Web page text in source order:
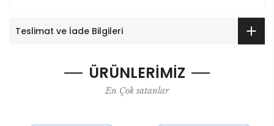
Teslimat ve İade Bilgileri
ÜRÜNLERİMİZ
En Çok satanlar